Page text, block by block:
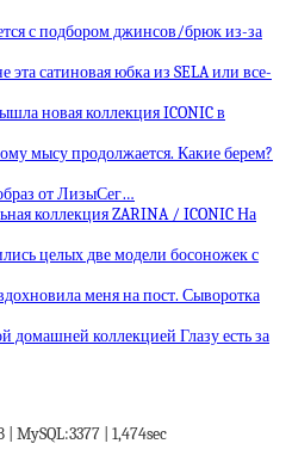
с подбором джинсов/брюк из-за
сатиновая юбка из SELA или все-
новая коллекция ICONIC в
мысу продолжается. Какие берем?
от ЛизыСег…
коллекция ZARINA / ICONIC На
целых две модели босоножек с
меня на пост. Сыворотка
домашней коллекцией Глазу есть за
| MySQL:3377 | 1,474sec